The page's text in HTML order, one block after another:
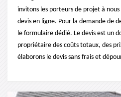
invitons les porteurs de projet à
devis en ligne. Pour la demande de
le formulaire dédié. Le devis est un
propriétaire des coûts totaux, des
élaborons le devis sans frais et